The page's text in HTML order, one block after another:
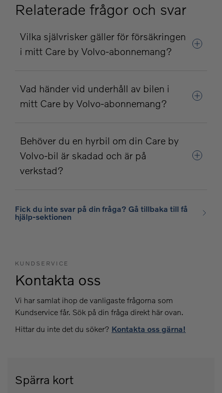
Relaterade frågor och svar
Vilka självrisker gäller för försäkringen
i mitt Care by Volvo-abonnemang?
Vad händer vid underhåll av bilen i
mitt Care by Volvo-abonnemang?
Behöver du en hyrbil om din Care by
Volvo-bil är skadad och är på
verkstad?
Fick du inte svar på din fråga? Gå tillbaka till få
hjälp-sektionen
KUNDSERVICE
Kontakta oss
Vi har samlat ihop de vanligaste frågorna som
Kundservice får. Sök på din fråga direkt här ovan.
Hittar du inte det du söker? Kontakta oss gärna!
Spärra kort